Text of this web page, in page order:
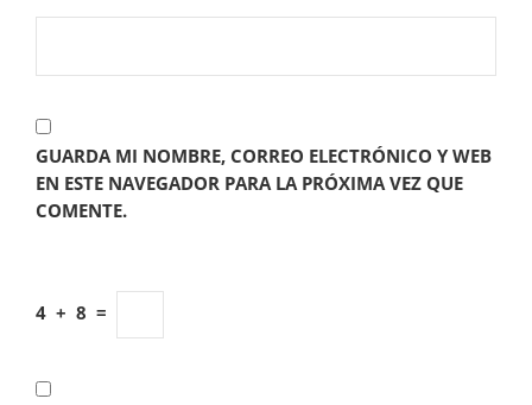
GUARDA MI NOMBRE, CORREO ELECTRÓNICO Y WEB
EN ESTE NAVEGADOR PARA LA PRÓXIMA VEZ QUE
COMENTE.
4 + 8 =